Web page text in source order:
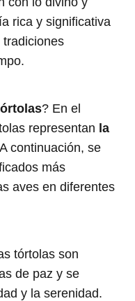
rica y significativa
? En el
representan la
continuación, se
más
aves en diferentes
tórtolas son
de paz y se
y la serenidad.